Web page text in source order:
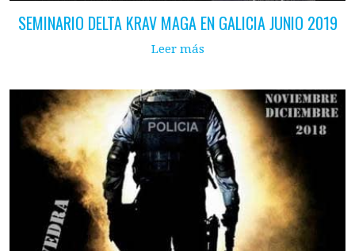
SEMINARIO DELTA KRAV MAGA EN GALICIA JUNIO 2019
Leer más